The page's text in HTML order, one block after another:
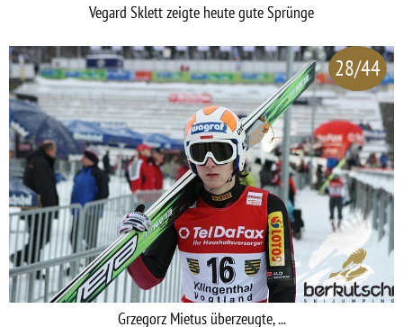
Vegard Sklett zeigte heute gute Sprünge
28/44
Grzegorz Mietus überzeugte, ...